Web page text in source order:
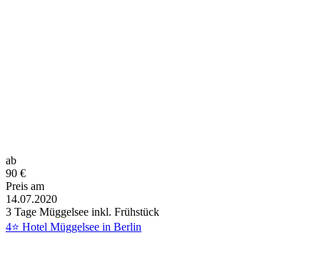
ab
90 €
Preis am
14.07.2020
3 Tage Müggelsee inkl. Frühstück
4⭐ Hotel Müggelsee in Berlin